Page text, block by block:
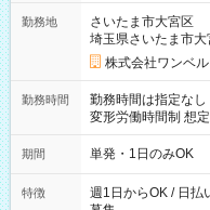
勤務地
さいたま市大宮区
埼玉県さいたま市大
株式会社ワンベ
勤務時間
勤務時間は指定なし
変形労働時間制 想定労働時間
～21：00
期間 単発・1日のみOK
特徴
週1日からOK / 日払